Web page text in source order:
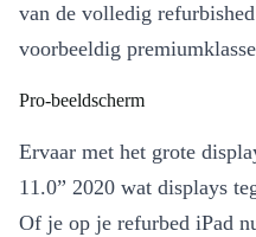
van de volledig
voorbeeldig
Pro-beeldscherm
Ervaar met het grote display
11.0” 2020 wat displays
Of je op je refurbed iPad